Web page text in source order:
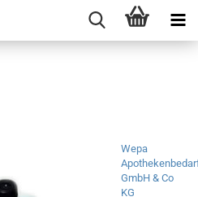
Wepa
GmbH & Co
KG